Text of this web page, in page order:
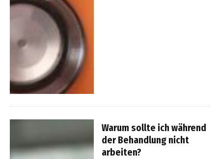
Warum sollte ich während
der Behandlung nicht
arbeiten?